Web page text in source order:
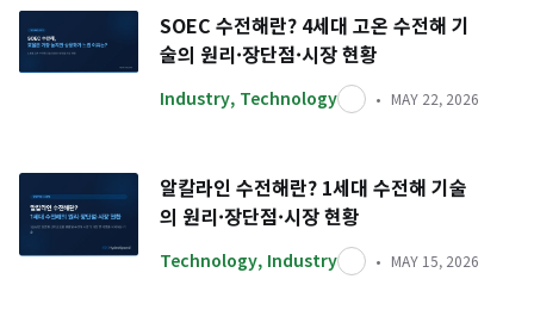
SOEC 수전해란? 4세대 고온 수전해 기
술의 원리·장단점·시장 현황
Industry, Technology MAY 22, 2026
알칼라인 수전해란? 1세대 수전해 기술
의 원리·장단점·시장 현황
Technology, Industry MAY 15, 2026